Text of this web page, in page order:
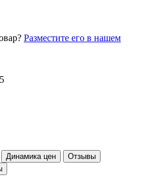
Разместите его в нашем
Динамика цен
Отзывы